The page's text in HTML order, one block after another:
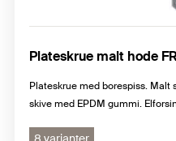
Plateskrue malt hode
Plateskrue med borespiss. Malt
skive med EPDM gummi.